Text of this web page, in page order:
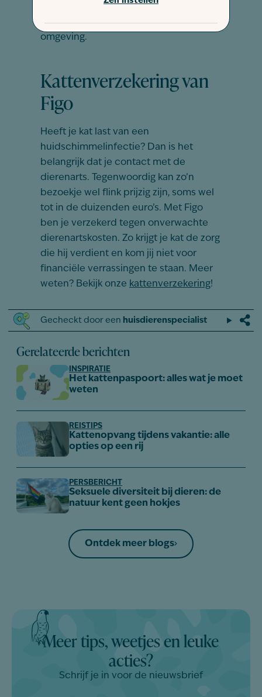
met daarnaast toepassing van de juiste
reiniging en desinfectie van de
omgeving.
Kattenverzekering van
Figo
Heeft je kat last van een
huidschimmelinfectie? Dan is het
belangrijk dat je contact met de
dierenarts. Tegenwoordig kan zo’n
bezoekje wel flink prijzig zijn, soms wel
tot in de duizenden euro’s. Met Figo
ben je verzekerd tegen onverwachte
dierenartskosten. Zo krijgt je kat de zorg
die hij verdient en kom jij niet voor
financiële verrassingen te staan. Meer
weten? Bekijk onze kattenverzekering!
Gecheckt door een huisdierenspecialist
Gerelateerde berichten
INSPIRATIE
Het kattenpaspoort: alles wat je moet
weten
REISTIPS
Kattenopvang tijdens vakantie: alle
opties op een rij
PERSBERICHT
Seksuele diversiteit bij dieren: de
natuur kent geen hokjes
Ontdek meer blogs
Meer tips, weetjes en leuke
acties?
Schrijf je in voor de nieuwsbrief